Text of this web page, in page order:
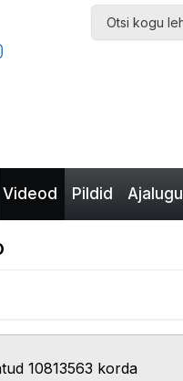
Videod Pildid Ajalugu
10813563 korda